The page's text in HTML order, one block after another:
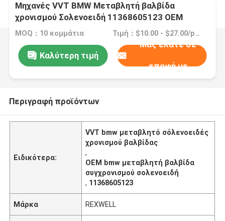
Μηχανές VVT BMW Μεταβλητή βαλβίδα
χρονισμού Σολενοειδή 11368605123 OEM
MOQ：10 κομμάτια Τιμή：$10.00 - $27.00/pieces
Καλύτερη τιμή
Μας ελάτε σε
επαφή με
Περιγραφή προϊόντων
Ειδικότερα:
VVT bmw μεταβλητό σόλενοειδές
χρονισμού βαλβίδας
,
OEM bmw μεταβλητή βαλβίδα
συγχρονισμού σολενοειδή
, 11368605123
Μάρκα REXWELL